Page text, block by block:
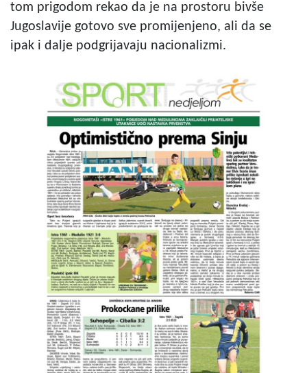
tom prigodom rekao da je na prostoru bivše
Jugoslavije gotovo sve promijenjeno, ali da se
ipak i dalje podgrijavaju nacionalizmi.